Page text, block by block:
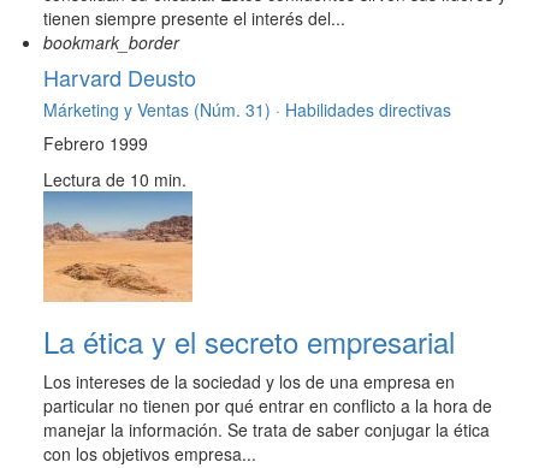
tienen siempre presente el interés del...
bookmark_border
Harvard Deusto
Márketing y Ventas (Núm. 31) · Habilidades directivas
Febrero 1999
Lectura de 10 min.
La ética y el secreto empresarial
Los intereses de la sociedad y los de una empresa en
particular no tienen por qué entrar en conflicto a la hora de
manejar la información. Se trata de saber conjugar la ética
con los objetivos empresa...